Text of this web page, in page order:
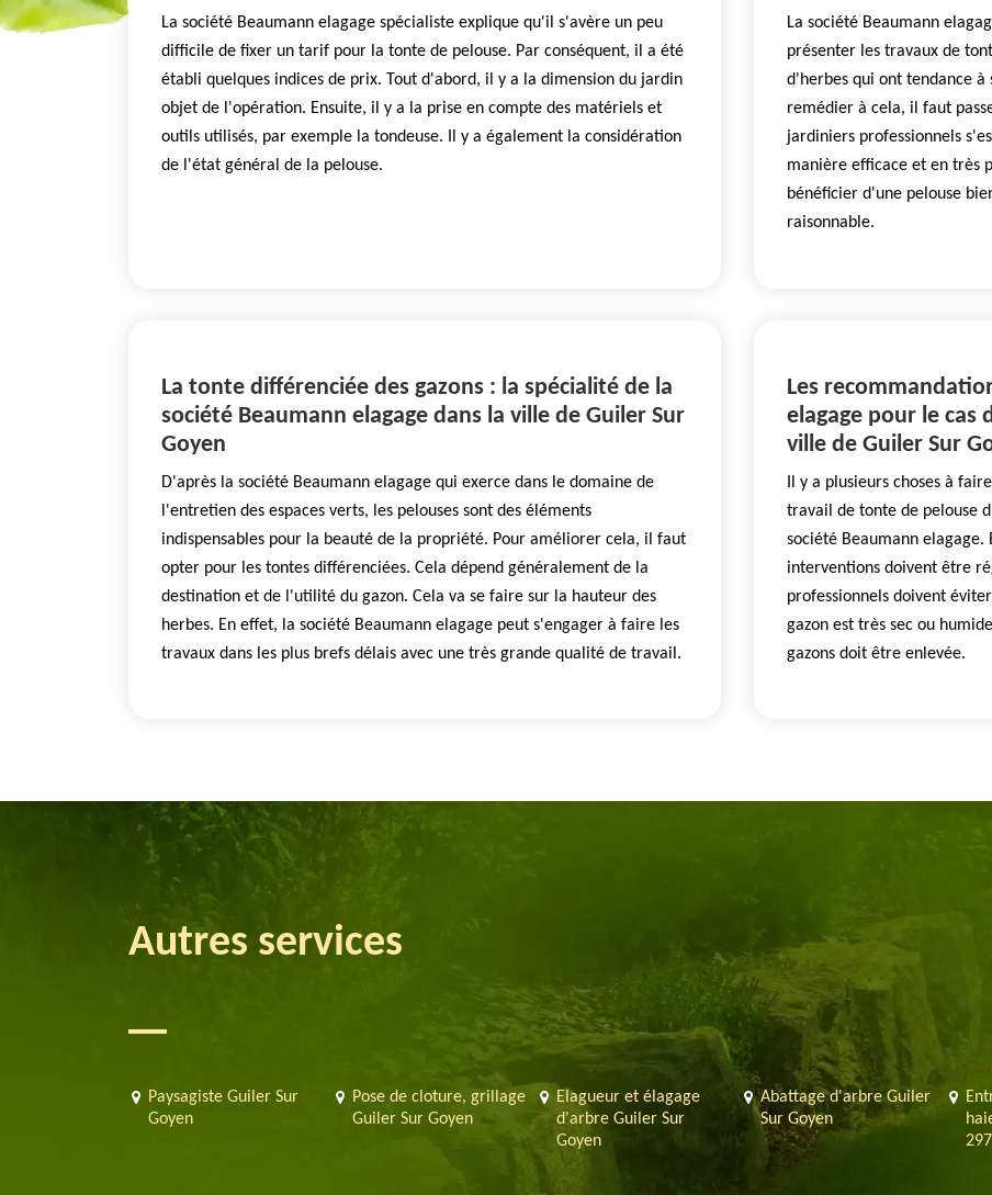
La société Beaumann elagage spécialiste explique qu'il s'avère un peu
difficile de fixer un tarif pour la tonte de pelouse. Par conséquent, il a été
établi quelques indices de prix. Tout d'abord, il y a la dimension du jardin
objet de l'opération. Ensuite, il y a la prise en compte des matériels et
outils utilisés, par exemple la tondeuse. Il y a également la considération
de l'état général de la pelouse.
La société Beaumann
présenter les travaux de
d'herbes qui ont tendance
remédier à cela, il faut
jardiniers professionnels
manière efficace et en très
bénéficier d'une pelouse
raisonnable.
La tonte différenciée des gazons : la spécialité de la
société Beaumann elagage dans la ville de Guiler Sur
Goyen
D'après la société Beaumann elagage qui exerce dans le domaine de
l'entretien des espaces verts, les pelouses sont des éléments
indispensables pour la beauté de la propriété. Pour améliorer cela, il faut
opter pour les tontes différenciées. Cela dépend généralement de la
destination et de l'utilité du gazon. Cela va se faire sur la hauteur des
herbes. En effet, la société Beaumann elagage peut s'engager à faire les
travaux dans les plus brefs délais avec une très grande qualité de travail.
Les
elagage pour le cas
ville de Guiler Sur
Il y a plusieurs choses à
travail de tonte de pelouse
société Beaumann
interventions doivent être
professionnels doivent
gazon est très sec ou
gazons doit être enlevée.
Autres services
Paysagiste Guiler Sur
Goyen
Pose de cloture, grillage
Guiler Sur Goyen
Elagueur et élagage
d'arbre Guiler Sur
Goyen
Abattage d'arbre Guiler
Sur Goyen